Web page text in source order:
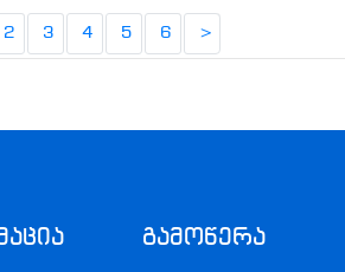
2 3 4 5 6 >
Გამოწერა